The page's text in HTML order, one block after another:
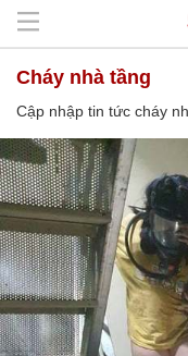
cháy nhà tầng
Cập nhập tin tức cháy